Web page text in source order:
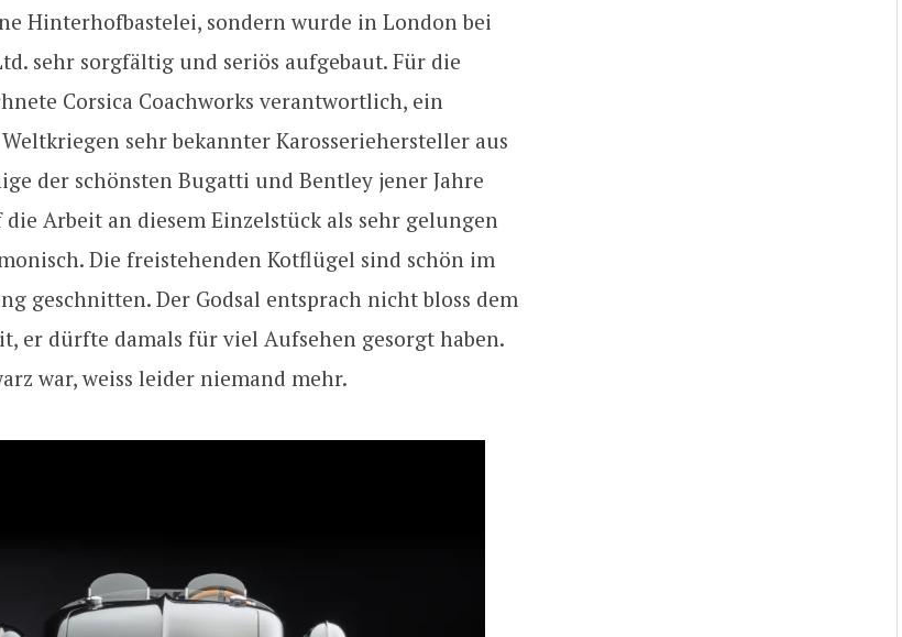
Hinterhofbastelei, sondern wurde in London bei
sehr sorgfältig und seriös aufgebaut. Für die
Corsica Coachworks verantwortlich, ein
sehr bekannter Karosseriehersteller aus
der schönsten Bugatti und Bentley jener Jahre
Arbeit an diesem Einzelstück als sehr gelungen
Die freistehenden Kotflügel sind schön im
geschnitten. Der Godsal entsprach nicht bloss dem
er dürfte damals für viel Aufsehen gesorgt haben.
war, weiss leider niemand mehr.